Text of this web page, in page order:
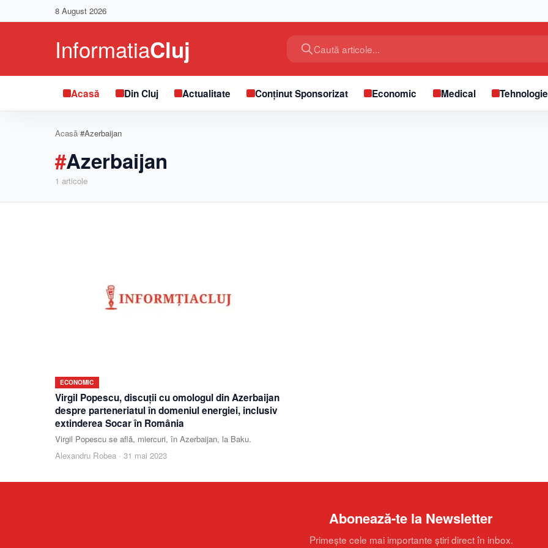
8 August 2026
Caută articole...
Acasă Din Cluj Actualitate Conținut Sponsorizat Economic Medical Tehnologie
Acasă/#Azerbaijan
#Azerbaijan
1 articole
ECONOMIC
Virgil Popescu, discuţii cu omologul din Azerbaijan
despre parteneriatul în domeniul energiei, inclusiv
extinderea Socar în România
Virgil Popescu se află, miercuri, în Azerbaijan, la Baku.
Alexandru Robea· 31 mai 2023
Abonează-te la Newsletter
Primește cele mai importante știri direct în inbox.